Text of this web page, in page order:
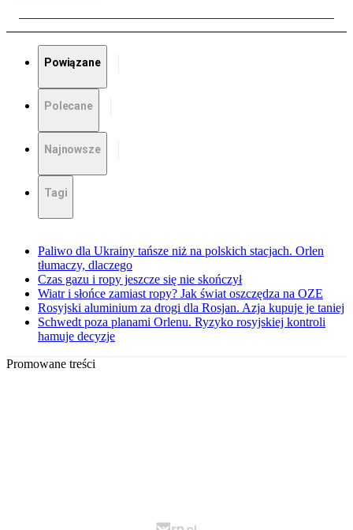
Powiązane
Polecane
Najnowsze
Tagi
Paliwo dla Ukrainy tańsze niż na polskich stacjach. Orlen
tłumaczy, dlaczego
Czas gazu i ropy jeszcze się nie skończył
Wiatr i słońce zamiast ropy? Jak świat oszczędza na OZE
Rosyjski aluminium za drogi dla Rosjan. Azja kupuje je taniej
Schwedt poza planami Orlenu. Ryzyko rosyjskiej kontroli
hamuje decyzje
Promowane treści